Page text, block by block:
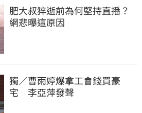
肥大叔猝逝前為何堅持直播？
網悲曝這原因
獨／曹雨婷爆拿工會錢買豪
宅　李亞萍發聲